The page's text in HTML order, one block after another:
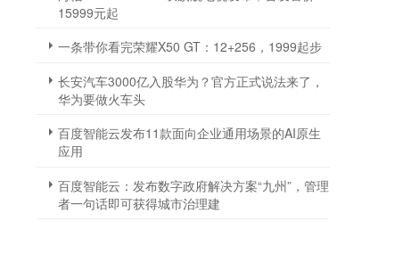
15999元起
一条带你看完荣耀X50 GT：12+256，1999起步
长安汽车3000亿入股华为？官方正式说法来了，
华为要做火车头
百度智能云发布11款面向企业通用场景的AI原生
应用
百度智能云：发布数字政府解决方案“九州”，管理
者一句话即可获得城市治理建